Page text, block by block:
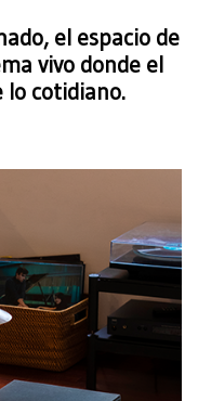
el espacio de
vivo donde el
lo cotidiano.